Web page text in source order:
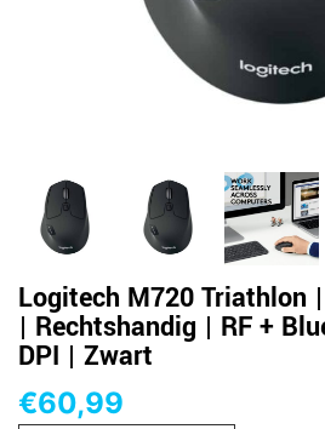
Logitech M720 Triathlon
| Rechtshandig | RF +
DPI | Zwart
€60,99